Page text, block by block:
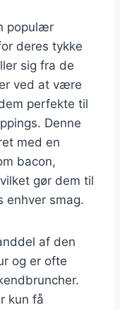
populær
deres tykke
sig fra de
ved at være
perfekte til
Denne
med en
bacon,
gør dem til
enhver smag.
af den
og er ofte
kun få